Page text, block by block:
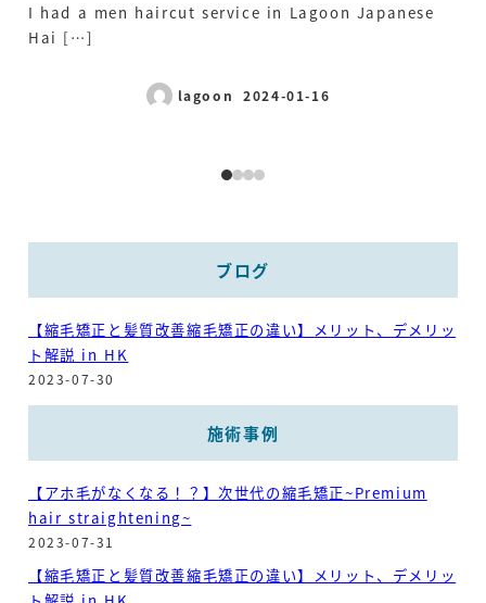
I had a men haircut service in Lagoon Japanese
Hai […]
lagoon
投稿日
2024-01-16
ブログ
【縮毛矯正と髪質改善縮毛矯正の違い】メリット、デメリッ
ト解説 in HK
2023-07-30
施術事例
【アホ毛がなくなる！？】次世代の縮毛矯正~Premium
hair straightening~
2023-07-31
【縮毛矯正と髪質改善縮毛矯正の違い】メリット、デメリッ